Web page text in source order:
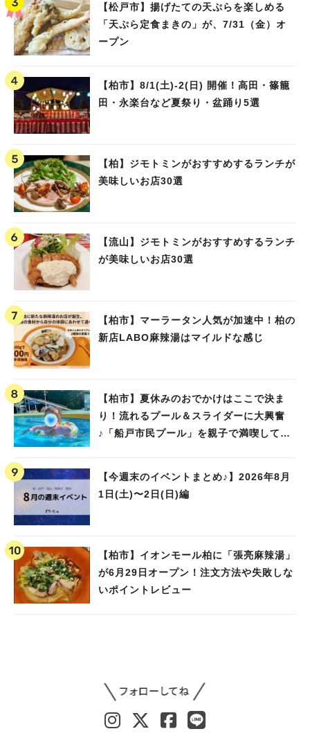
【松戸市】揚げたての天ぷらを楽しめる
「天ぷら定食まきの」が、7/31（金）オ
ープン
【柏市】8/1(土)‐2(日) 開催！高田・篠籠
田・永楽台など夏祭り・盆踊り5選
【柏】ジモトミンがおすすめするランチが
美味しいお店30選
【流山】ジモトミンがおすすめするランチ
が美味しいお店30選
【柏市】マーラータン人気が加速中！柏の
新店LABO麻辣湯はマイルドな感じ
【柏市】夏休みのおでかけはここで決ま
り！流れるプール＆スライダーに大興奮
♪「船戸市民プール」を親子で満喫してき
【今週末のイベントまとめ♪】2026年8月
1日(土)〜2日(日)編
【柏市】イオンモール柏に「張亮麻辣湯」
が6月29日オープン！注文方法や失敗しな
いポイントレビュー